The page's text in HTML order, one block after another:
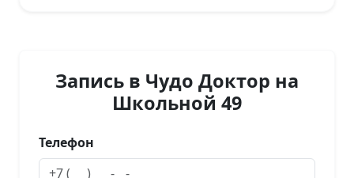
Запись в Чудо Доктор на
Школьной 49
Телефон